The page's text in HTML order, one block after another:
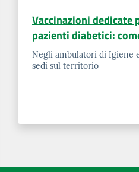
Vaccinazioni dedicate
pazienti diabetici:
Negli ambulatori di Igiene
sedi sul territorio